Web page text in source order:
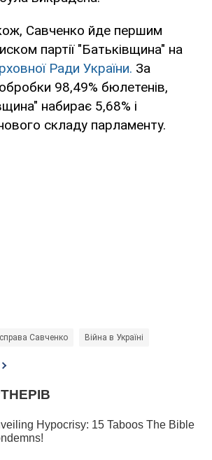
Савченко йде першим
партії "Батьківщина" на
Ради України. За
98,49% бюлетенів,
набирає 5,68% і
складу парламенту.
справа Савченко Війна в Україні